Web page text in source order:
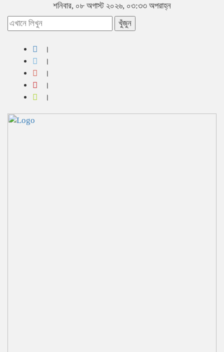
শনিবার, ০৮ অগাস্ট ২০২৬, ০৩:৩৩ অপরাহ্ন
খুঁজুন